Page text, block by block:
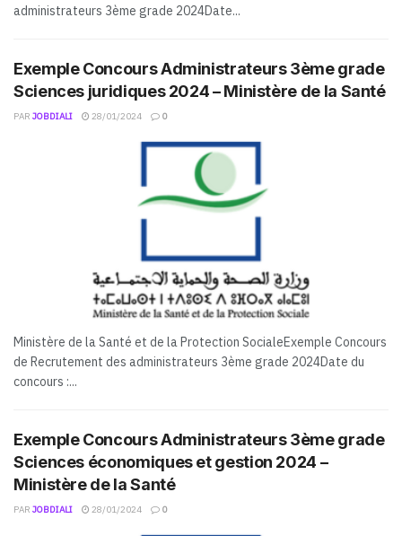
administrateurs 3ème grade 2024Date...
Exemple Concours Administrateurs 3ème grade
Sciences juridiques 2024 – Ministère de la Santé
PAR JOBDIALI 28/01/2024 0
Ministère de la Santé et de la Protection SocialeExemple Concours
de Recrutement des administrateurs 3ème grade 2024Date du
concours :...
Exemple Concours Administrateurs 3ème grade
Sciences économiques et gestion 2024 –
Ministère de la Santé
PAR JOBDIALI 28/01/2024 0